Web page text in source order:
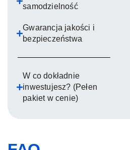
samodzielność
Gwarancja jakości i
bezpieczeństwa
W co dokładnie
inwestujesz? (Pełen
pakiet w cenie)